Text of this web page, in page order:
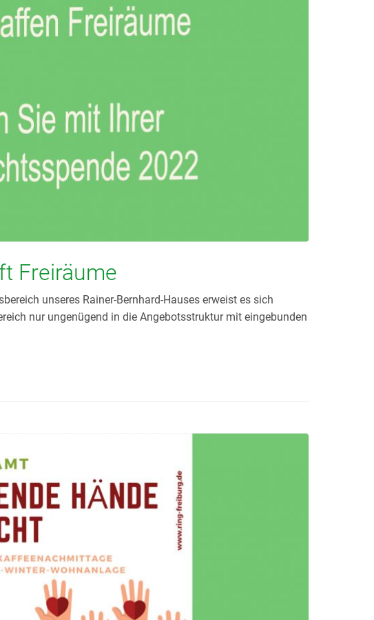
Freiräume
unseres Rainer-Bernhard-Hauses erweist es sich
nur ungenügend in die Angebotsstruktur mit eingebunden